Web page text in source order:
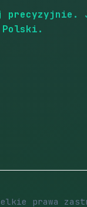
precyzyjnie.
Polski.
prawa